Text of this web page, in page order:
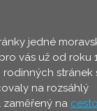
jedné
vás už od roku
stránek
na rozsáhlý
na